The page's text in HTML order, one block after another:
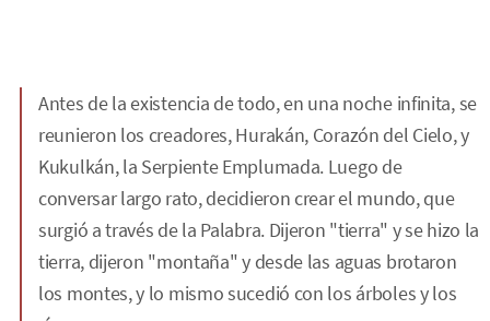
Antes de la existencia de todo, en una noche infinita, se
reunieron los creadores, Hurakán, Corazón del Cielo, y
Kukulkán, la Serpiente Emplumada. Luego de
conversar largo rato, decidieron crear el mundo, que
surgió a través de la Palabra. Dijeron "tierra" y se hizo la
tierra, dijeron "montaña" y desde las aguas brotaron
los montes, y lo mismo sucedió con los árboles y los